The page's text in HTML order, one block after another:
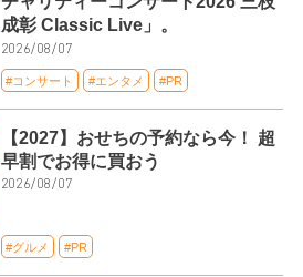
成彰 Classic Live」。
2026/08/07
#コンサート #エンタメ #PR
【2027】おせちの予約なら今！ 超
早割でお得に買おう
2026/08/07
#グルメ #PR